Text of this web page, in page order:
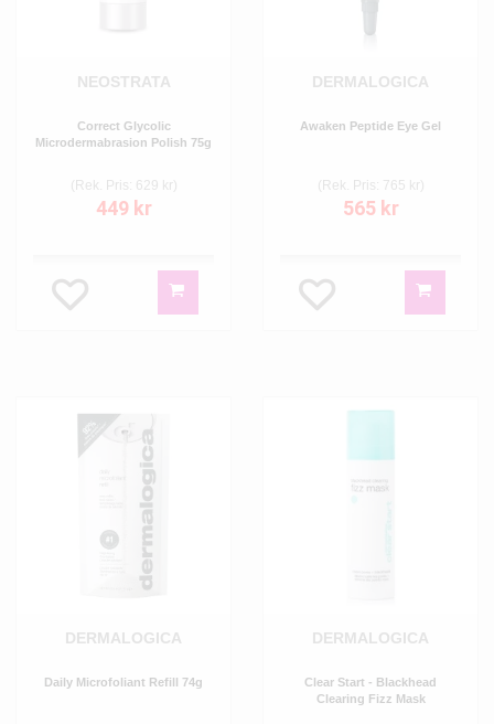
NEOSTRATA
Correct Glycolic
Microdermabrasion Polish 75g
(Rek. Pris: 629 kr)
449 kr
DERMALOGICA
Awaken Peptide Eye Gel
(Rek. Pris: 765 kr)
565 kr
DERMALOGICA
Daily Microfoliant Refill 74g
DERMALOGICA
Clear Start - Blackhead
Clearing Fizz Mask